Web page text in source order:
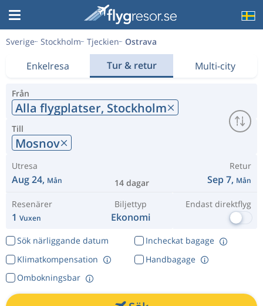
Sverige Stockholm Tjeckien Ostrava
Enkelresa Tur & retur Multi-city
Från
Alla flygplatser, Stockholm
Till
Mosnov
Utresa
Aug 24, Mån 14 dagar
Retur
Sep 7, Mån
Resenärer
1 Vuxen
Biljettyp
Ekonomi
Endast direktflyg
Sök närliggande datum
Incheckat bagage
Klimatkompensation
Ombokningsbar
Handbagage